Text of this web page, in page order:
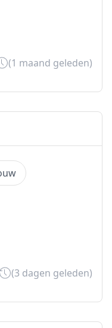
(1 maand geleden)
(3 dagen geleden)